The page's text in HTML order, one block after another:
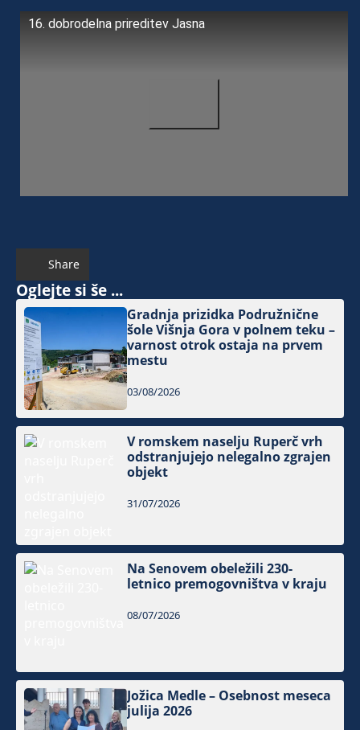
16. dobrodelna prireditev Jasna
Share
Oglejte si še ...
Gradnja prizidka Podružnične
šole Višnja Gora v polnem teku –
varnost otrok ostaja na prvem
mestu
03/08/2026
V romskem naselju Ruperč vrh
odstranjujejo nelegalno zgrajen
objekt
31/07/2026
Na Senovem obeležili 230-
letnico premogovništva v kraju
08/07/2026
Jožica Medle – Osebnost meseca
julija 2026